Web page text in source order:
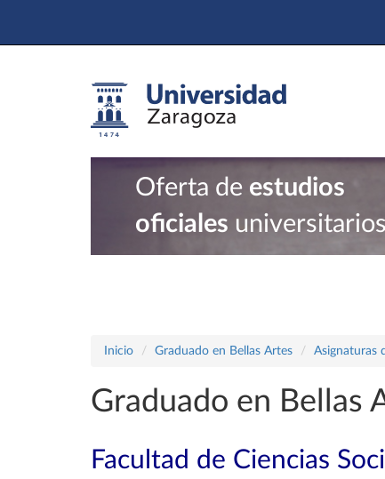
Oferta de estudios
oficiales universitarios
Inicio Graduado en Bellas Artes Asignaturas
Graduado en Bellas
Facultad de Ciencias